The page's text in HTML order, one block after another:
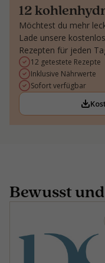
12
Möchtest du mehr
Lade unsere
Rezepten für jeden
12 getestete Rezepte
Inklusive Nährwerte
Sofort verfügbar
Bewusst